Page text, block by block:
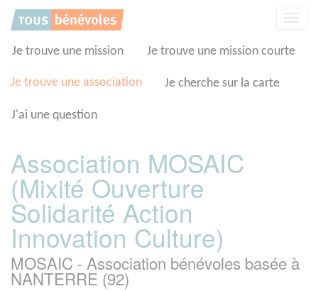
Je trouve une mission Je trouve une mission courte
Je trouve une association Je cherche sur la carte
J'ai une question
Association MOSAIC
(Mixité Ouverture
Solidarité Action
Innovation Culture)
MOSAIC - Association bénévoles basée à
NANTERRE (92)
Panneau de gestion des cookies